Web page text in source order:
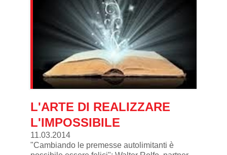
L'ARTE DI REALIZZARE
L'IMPOSSIBILE
11.03.2014
"Cambiando le premesse autolimitanti è